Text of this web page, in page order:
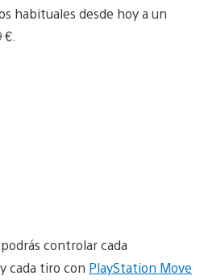
habituales desde hoy a un
podrás controlar cada
cada tiro con PlayStation Move